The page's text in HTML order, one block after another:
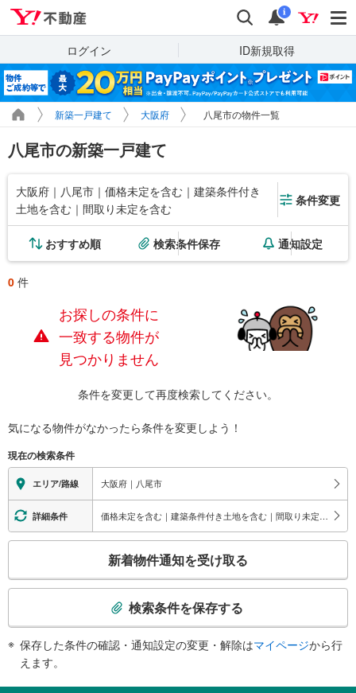
検索 通知
i
ログイン ID新規取得
新築一戸建て 大阪府 八尾市の物件一覧
八尾市の新築一戸建て
大阪府｜八尾市｜価格未定を含む｜建築条件付き
土地を含む｜間取り未定を含む
条件変更
おすすめ順 検索条件保存 通知設定
0 件
お探しの条件に
一致する物件が
見つかりません
条件を変更して再度検索してください。
気になる物件がなかったら条件を変更しよう！
現在の検索条件
エリア/路線 大阪府｜八尾市
詳細条件 価格未定を含む｜建築条件付き土地を含む｜間取り未定を含む
検
知
新着物件通知を受け取る
検索条件を保存する
保存した条件の確認・通知設定の変更・解除はマイページから行
えます。